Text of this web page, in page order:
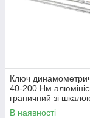
Ключ
40-200 Нм
граничний зі
TONY 3445G-1FB
В наявності